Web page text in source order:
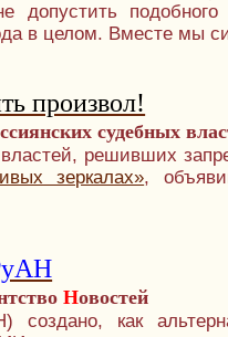
подобного
в целом. Вместе мы
произвол!
судебных
решивших
зеркалах»,
Новостей
создано, как